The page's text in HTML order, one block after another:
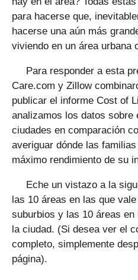
para hacerse que,
hacerse una aún más
viviendo en un área urbana
Para responder a esta
Care.com y Zillow
publicar el informe Cost of
analizamos los datos sobre
ciudades en comparación
averiguar dónde las
máximo rendimiento de su
Eche un vistazo a la
las 10 áreas en las que
suburbios y las 10 áreas
la ciudad. (Si desea ver el
completo, simplemente
página).